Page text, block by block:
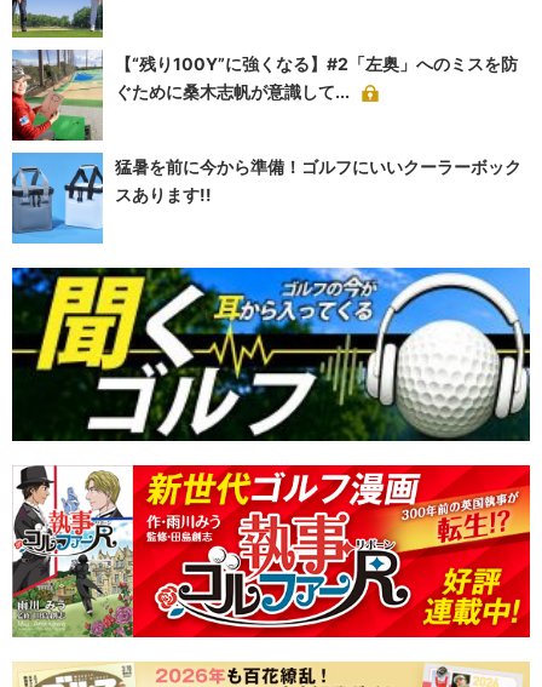
【“残り100Y”に強くなる】#2「左奥」へのミスを防
ぐために桑木志帆が意識して...
猛暑を前に今から準備！ゴルフにいいクーラーボック
スあります!!